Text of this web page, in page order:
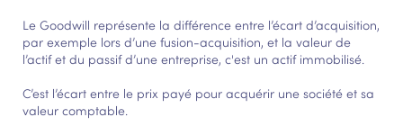
Le Goodwill représente la différence entre l’écart d’acquisition,
par exemple lors d’une fusion-acquisition, et la valeur de
l’actif et du passif d’une entreprise, c'est un actif immobilisé.
C’est l’écart entre le prix payé pour acquérir une société et sa
valeur comptable.